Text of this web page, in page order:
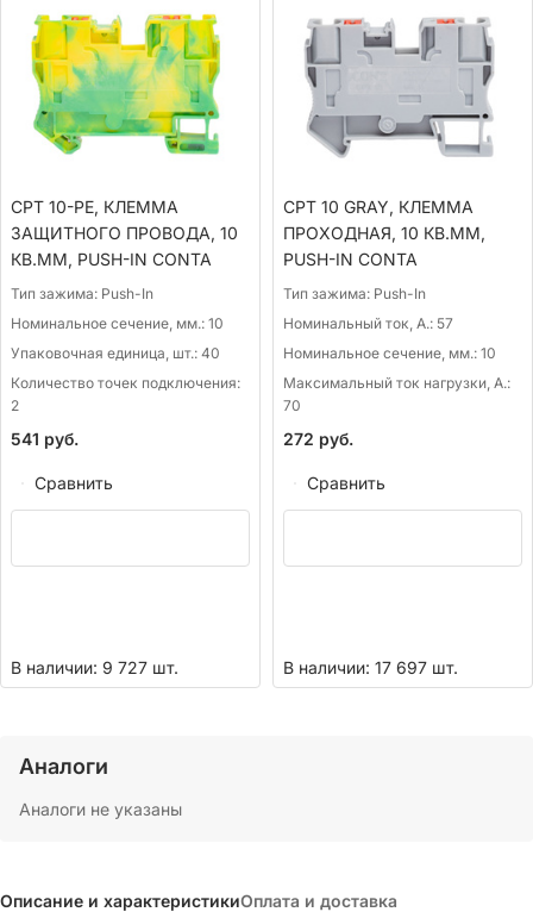
CPT 10-PE, КЛЕММА
ЗАЩИТНОГО ПРОВОДА, 10
КВ.ММ, PUSH-IN CONTA
Тип зажима: Push-In
Номинальное сечение, мм.: 10
Упаковочная единица, шт.: 40
Количество точек подключения:
2
541 руб.
Сравнить
В наличии: 9 727 шт.
CPT 10 GRAY, КЛЕММА
ПРОХОДНАЯ, 10 КВ.ММ,
PUSH-IN CONTA
Тип зажима: Push-In
Номинальный ток, А.: 57
Номинальное сечение, мм.: 10
Максимальный ток нагрузки, А.:
70
272 руб.
Сравнить
В наличии: 17 697 шт.
Аналоги
Аналоги не указаны
Описание и характеристикиОплата и доставка